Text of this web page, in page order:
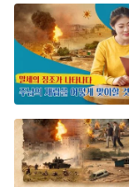
다!』
성공 여부
『무릇 성령
모두 복이 있는
에 개의치 않